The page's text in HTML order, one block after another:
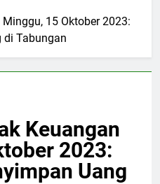
15 Oktober 2023:
di Tabungan
Keuangan
2023:
Uang